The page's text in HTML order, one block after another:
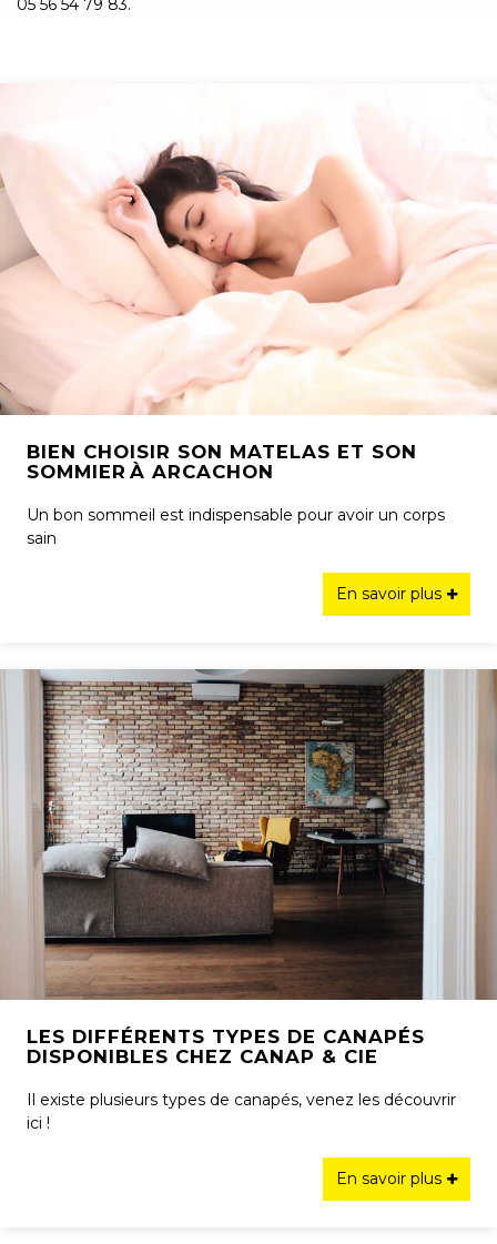
05 56 54 79 83.
BIEN CHOISIR SON MATELAS ET SON
SOMMIER À ARCACHON
Un bon sommeil est indispensable pour avoir un corps
sain
En savoir plus
LES DIFFÉRENTS TYPES DE CANAPÉS
DISPONIBLES CHEZ CANAP & CIE
Il existe plusieurs types de canapés, venez les découvrir
ici !
En savoir plus